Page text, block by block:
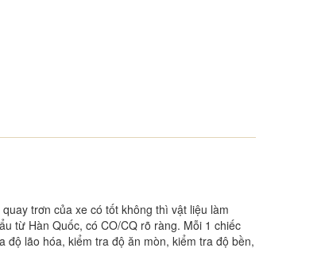
trơn của xe có tốt không thì vật liệu làm
từ Hàn Quốc, có CO/CQ rõ ràng. Mỗi 1 chiếc
lão hóa, kiểm tra độ ăn mòn, kiểm tra độ bền,